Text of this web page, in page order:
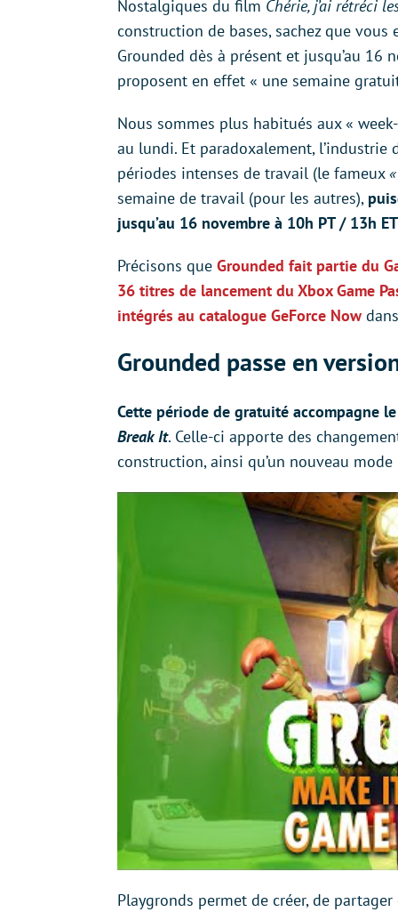
Nostalgiques du film Chérie, j’ai rétréci
construction de bases, sachez que
Grounded dès à présent et jusqu’au 16
proposent en effet « une semaine
Nous sommes plus habitués aux «
au lundi. Et paradoxalement,
périodes intenses de travail (le fameux
semaine de travail (pour les autres),
jusqu’au 16 novembre à 10h PT / 13h
Précisons que Grounded fait partie du
36 titres de lancement du Xbox Game
intégrés au catalogue GeForce Now
Grounded passe en
Cette période de gratuité accompagne
Break It. Celle-ci apporte des
construction, ainsi qu’un nouveau
Playgronds permet de créer, de